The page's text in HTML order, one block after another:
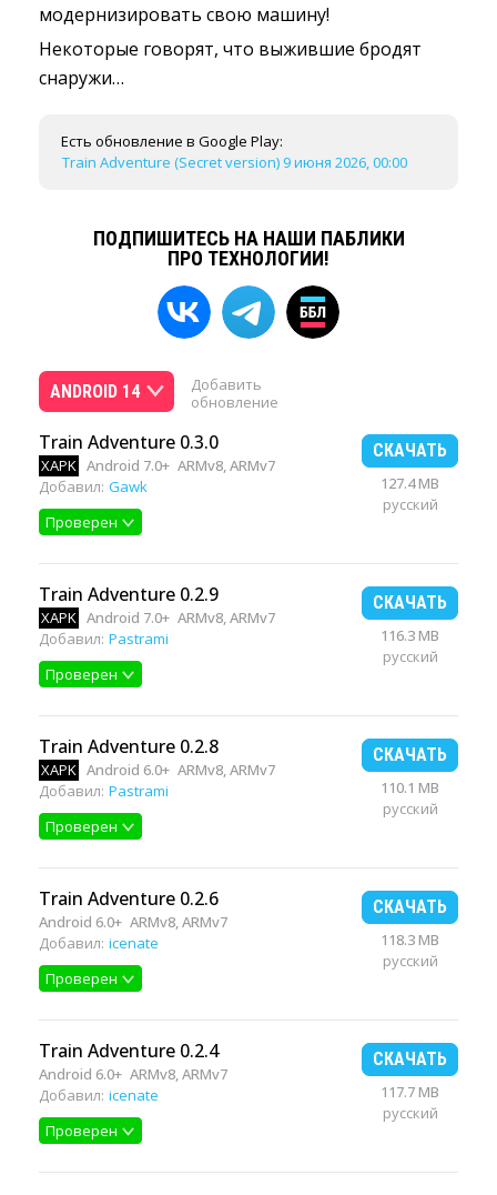
модернизировать свою машину!
Некоторые говорят, что выжившие бродят
снаружи…
Есть обновление в Google Play:
Train Adventure (Secret version) 9 июня 2026, 00:00
ПОДПИШИТЕСЬ НА НАШИ ПАБЛИКИ
ПРО ТЕХНОЛОГИИ!
ANDROID 14
Добавить
обновление
Train Adventure 0.3.0
XAPK Android 7.0+ ARMv8, ARMv7
Добавил: Gawk
Проверен
СКАЧАТЬ
127.4 MB
русский
Train Adventure 0.2.9
XAPK Android 7.0+ ARMv8, ARMv7
Добавил: Pastrami
Проверен
СКАЧАТЬ
116.3 MB
русский
Train Adventure 0.2.8
XAPK Android 6.0+ ARMv8, ARMv7
Добавил: Pastrami
Проверен
СКАЧАТЬ
110.1 MB
русский
Train Adventure 0.2.6
Android 6.0+ ARMv8, ARMv7
Добавил: icenate
Проверен
СКАЧАТЬ
118.3 MB
русский
Train Adventure 0.2.4
Android 6.0+ ARMv8, ARMv7
Добавил: icenate
Проверен
СКАЧАТЬ
117.7 MB
русский